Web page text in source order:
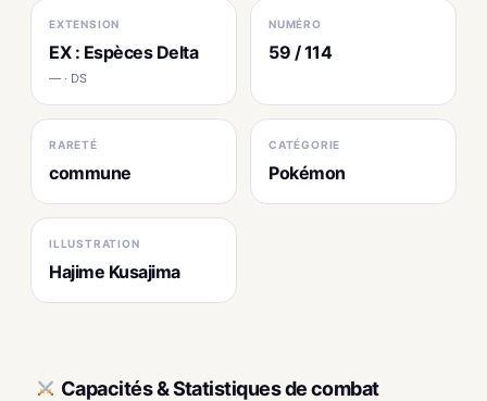
EXTENSION
EX : Espèces Delta
— · DS
NUMÉRO
59 / 114
RARETÉ
commune
CATÉGORIE
Pokémon
ILLUSTRATION
Hajime Kusajima
Capacités & Statistiques de combat